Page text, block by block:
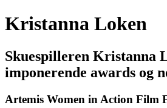
Kristanna Loken
Skuespilleren Kristanna
imponerende awards og
Artemis Women in Action Film